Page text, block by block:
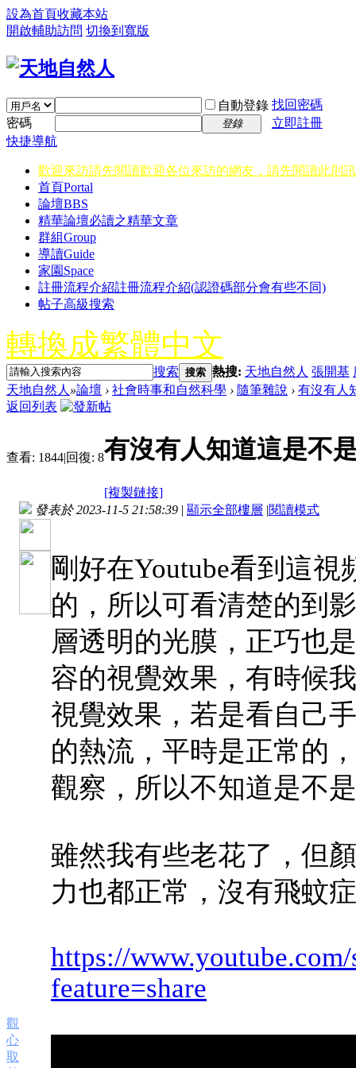
設為首頁收藏本站
開啟輔助訪問 切換到寬版
自動登錄 找回密碼
密碼
登錄
立即註冊
快捷導航
歡迎來訪請先閱讀歡迎各位來訪的網友，請先閱讀此則
首頁Portal
論壇BBS
精華論壇必讀之精華文章
群組Group
導讀Guide
家園 Space
註冊流程介紹註冊流程介紹(認證碼部分會有些不同)
帖子高級搜索
轉換成繁體中文
搜索 搜索 熱搜: 天地自然人 張開基
天地自然人 »論壇 › 社會時事和自然科學 › 隨筆雜說 › 有沒有人
返回列表
查看: 1844|回復: 8有沒有人知道這是不
[複製鏈接]
觀
心
取
發表於 2023-11-5 21:58:39 | 顯示全部樓層 |閱讀模式
剛好在Youtube看到這
的，所以可看清楚的到
層透明的光膜，正巧也
容的視覺效果，有時候
視覺效果，若是看自己
的熱流，平時是正常的
觀察，所以不知道是不
雖然我有些老花了，但
力也都正常，沒有飛蚊
https://
feature=share